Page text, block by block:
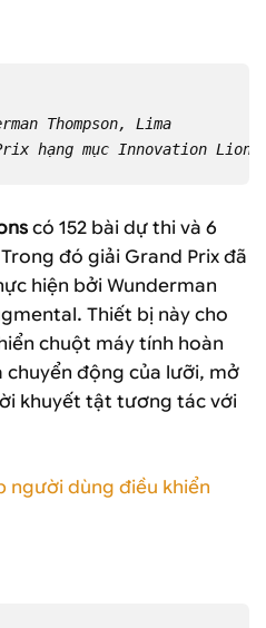
Thompson, Lima
hạng mục Innovation Lions
có 152 bài dự thi và 6
đó giải Grand Prix đã
hiện bởi Wunderman
Thiết bị này cho
chuột máy tính hoàn
động của lưỡi, mở
khuyết tật tương tác với
người dùng điều khiển